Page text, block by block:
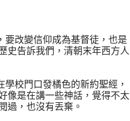
要改變信仰成為基督徒，也是
史告訴我們，清朝末年西方人
校門口發橘色的新約聖經，
像是在講一些神話，覺得不太
過，也沒有丟棄。